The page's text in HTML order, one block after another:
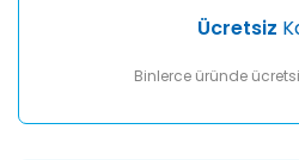
Ücretsiz
Binlerce üründe